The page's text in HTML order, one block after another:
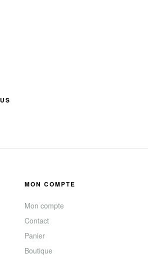
MON COMPTE
Mon compte
Contact
Panier
Boutique